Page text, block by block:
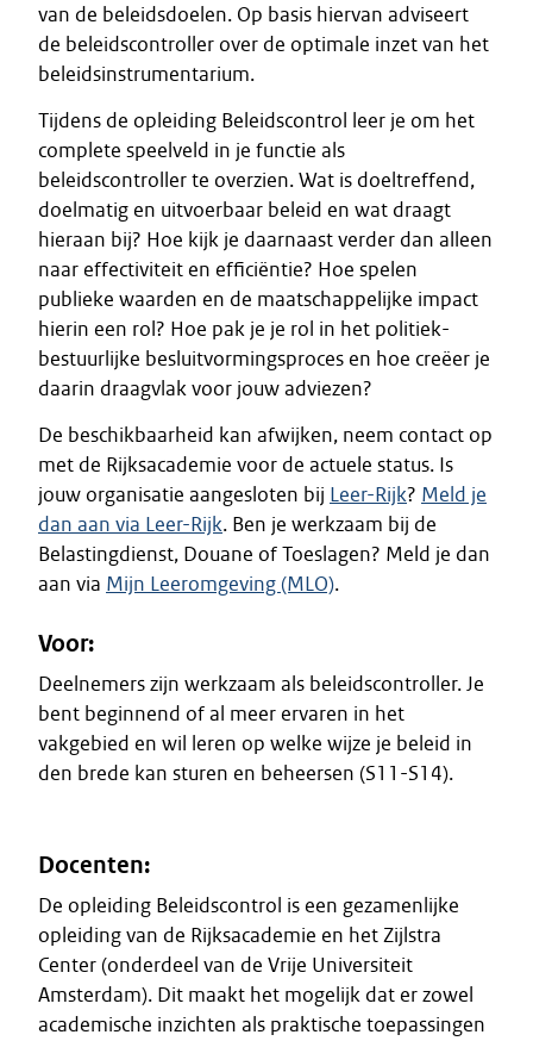
van de beleidsdoelen. Op basis hiervan adviseert
de beleidscontroller over de optimale inzet van het
beleidsinstrumentarium.
Tijdens de opleiding Beleidscontrol leer je om het
complete speelveld in je functie als
beleidscontroller te overzien. Wat is doeltreffend,
doelmatig en uitvoerbaar beleid en wat draagt
hieraan bij? Hoe kijk je daarnaast verder dan alleen
naar effectiviteit en efficiëntie? Hoe spelen
publieke waarden en de maatschappelijke impact
hierin een rol? Hoe pak je je rol in het politiek-
bestuurlijke besluitvormingsproces en hoe creëer je
daarin draagvlak voor jouw adviezen?
De beschikbaarheid kan afwijken, neem contact op
met de Rijksacademie voor de actuele status. Is
jouw organisatie aangesloten bij Leer-Rijk? Meld je
dan aan via Leer-Rijk. Ben je werkzaam bij de
Belastingdienst, Douane of Toeslagen? Meld je dan
aan via Mijn Leeromgeving (MLO).
Voor:
Deelnemers zijn werkzaam als beleidscontroller. Je
bent beginnend of al meer ervaren in het
vakgebied en wil leren op welke wijze je beleid in
den brede kan sturen en beheersen (S11-S14).
Docenten:
De opleiding Beleidscontrol is een gezamenlijke
opleiding van de Rijksacademie en het Zijlstra
Center (onderdeel van de Vrije Universiteit
Amsterdam). Dit maakt het mogelijk dat er zowel
academische inzichten als praktische toepassingen